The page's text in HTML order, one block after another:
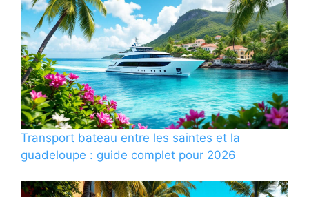
Transport bateau entre les saintes et la
guadeloupe : guide complet pour 2026